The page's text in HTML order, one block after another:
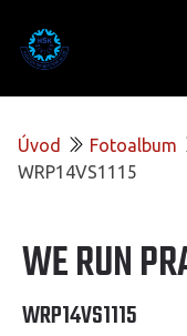
Úvod Fotoalbum
WRP14VS1115
WE RUN
WRP14VS1115